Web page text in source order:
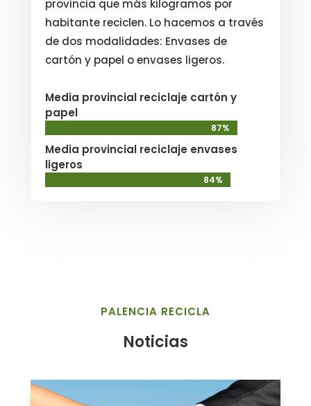
provincia que más kilogramos por
habitante reciclen. Lo hacemos a través
de dos modalidades: Envases de
cartón y papel o envases ligeros.
Media provincial reciclaje cartón y
papel
87%
87%
Media provincial reciclaje envases
ligeros
84%
84%
PALENCIA RECICLA
Noticias